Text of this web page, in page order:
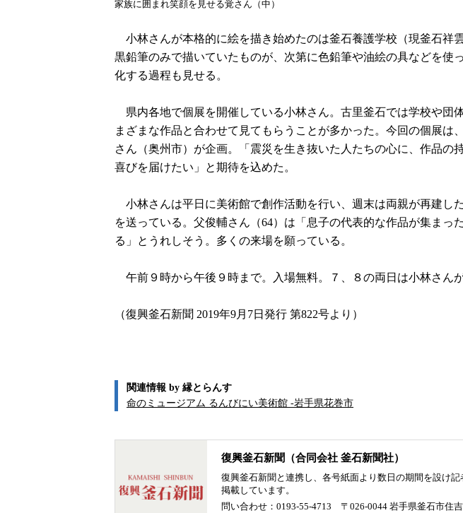
家族に囲まれ笑顔を見せる覚さん（中）
小林さんが本格的に絵を描き始めたのは釜石養護学校（現釜石祥
黒鉛筆のみで描いていたものが、次第に色鉛筆や油絵の具などを使
化する過程も見せる。
県内各地で個展を開催している小林さん。古里釜石では学校や団
まざまな作品と合わせて見てもらうことが多かった。今回の個展は
さん（奥州市）が企画。「震災を生き抜いた人たちの心に、作品の
喜びを届けたい」と期待を込めた。
小林さんは平日に美術館で創作活動を行い、週末は両親が再建し
を送っている。父俊輔さん（64）は「息子の代表的な作品が集まっ
る」とうれしそう。多くの来場を願っている。
午前９時から午後９時まで。入場無料。７、８の両日は小林さん
（復興釜石新聞 2019年9月7日発行 第822号より）
関連情報 by 縁とらんす
命のミュージアム るんびにい美術館 -岩手県花巻市
復興釜石新聞（合同会社 釜石新聞社）
復興釜石新聞と連携し、各号紙面より数日の期間を設け
掲載しています。
問い合わせ：0193-55-4713 〒026-0044 岩手県釜石市住